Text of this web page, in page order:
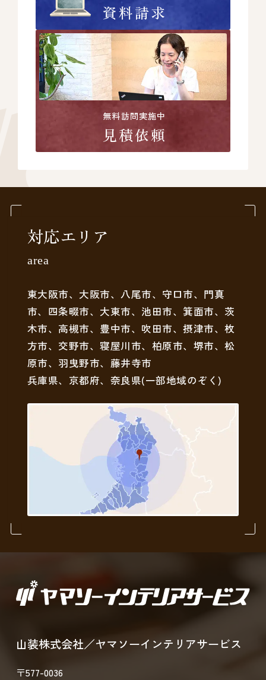
資料請求
無料訪問実施中
見積依頼
対応エリア
area
東大阪市、大阪市、八尾市、守口市、門真
市、四条畷市、大東市、池田市、箕面市、茨
木市、高槻市、豊中市、吹田市、摂津市、枚
方市、交野市、寝屋川市、柏原市、堺市、松
原市、羽曳野市、藤井寺市
兵庫県、京都府、奈良県(一部地域のぞく)
山装株式会社／ヤマソーインテリアサービス
〒577-0036